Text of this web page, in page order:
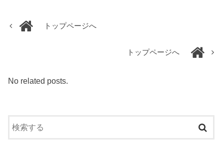
トップページへ
トップページへ
No related posts.